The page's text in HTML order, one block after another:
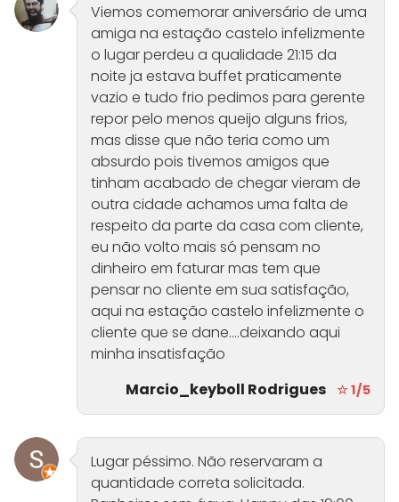
Viemos comemorar aniversário de uma
amiga na estação castelo infelizmente
o lugar perdeu a qualidade 21:15 da
noite ja estava buffet praticamente
vazio e tudo frio pedimos para gerente
repor pelo menos queijo alguns frios,
mas disse que não teria como um
absurdo pois tivemos amigos que
tinham acabado de chegar vieram de
outra cidade achamos uma falta de
respeito da parte da casa com cliente,
eu não volto mais só pensam no
dinheiro em faturar mas tem que
pensar no cliente em sua satisfação,
aqui na estação castelo infelizmente o
cliente que se dane....deixando aqui
minha insatisfação
Marcio_keyboll Rodrigues ☆ 1/5
Lugar péssimo. Não reservaram a
quantidade correta solicitada.